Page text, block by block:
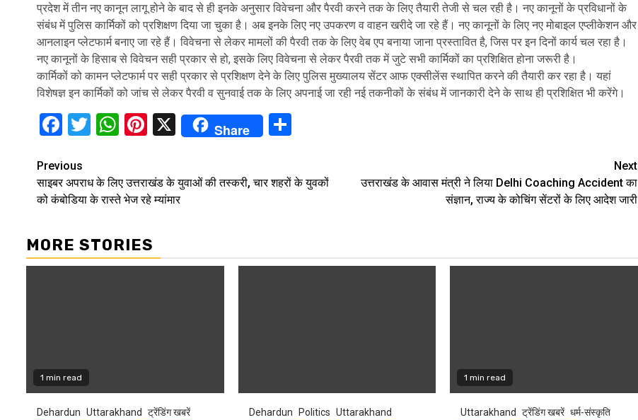
प्रदेश में तीन नए कानून लागू होने के बाद से ही इनके अनुसार विवेचना और पैरवी करने तक के लिए तैयारी तेजी से चल रही है। नए कानूनों के प्रविधानों के
संबंध में पुलिस कार्मिकों को प्रशिक्षण दिया जा चुका है। अब इनके लिए नए उपकरण व वाहन खरीदे जा रहे हैं। नए कानूनों के लिए नए मोबाइल एप्लीकेशन और
आनलाइन प्लेटफार्म बनाए जा रहे हैं। विवेचना से लेकर मामलों की पैरवी तक के लिए वेब एप बनाया जाना प्रस्तावित है, जिस पर इन दिनों कार्य चल रहा है।
नए कानूनों के हिसाब से विवेचन सही प्रकार से हो, इसके लिए विवेचना से लेकर पैरवी तक में जुटे सभी कार्मिकों का प्रशिक्षित होना जरूरी है।
कार्मिकों को कामन प्लेटफार्म पर सही प्रकार से प्रशिक्षण देने के लिए पुलिस मुख्यालय सेंटर आफ एक्सीलेंस स्थापित करने की तैयारी कर रहा है। यहां
विशेषज्ञ इन कार्मिकों को जांच से लेकर पैरवी व सुनवाई तक के लिए अपनाई जा रही नई तकनीकों के संबंध में जानकारी देने के साथ ही प्रशिक्षित भी करेंगे।
Facebook
Twitter
WhatsApp
Pinterest
X Share
Continue
Reading
Previous
साइबर अपराध के लिए उत्तराखंड के युवाओं की तस्करी, चार शहरों के युवकों
को कंबोडिया के रास्ते भेज रहे म्‍यांमार
Next
उत्तराखंड के आवास मंत्री ने लिया Delhi Coaching Accident का
संज्ञान, राज्‍य के कोचिंग सेंटरों के लिए आदेश जारी
MORE STORIES
1 min read
Dehardun Uttarakhand
ट्रेंडिंग खबरें
Dehardun Politics Uttarakhand
1 min read
Uttarakhand ट्रेंडिंग खबरें धर्म-संस्कृति